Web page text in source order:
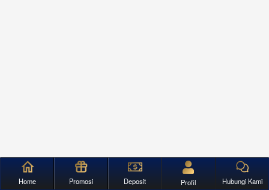
Home Promosi Deposit Profil Hubungi Kami